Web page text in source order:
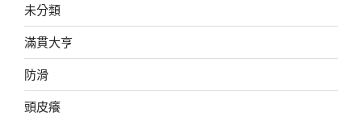
未分類
滿貫大亨
防滑
頭皮癢